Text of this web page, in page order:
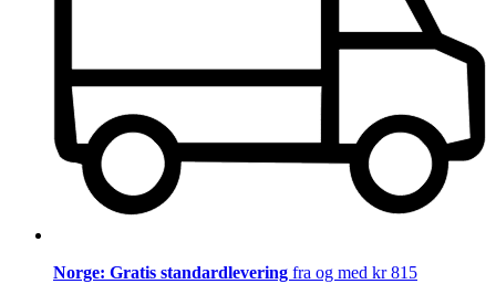
Norge: Gratis standardlevering fra og med kr 815